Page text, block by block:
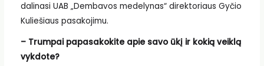
dalinasi UAB „Dembavos medelynas“ direktoriaus Gyčio
Kuliešiaus pasakojimu.
– Trumpai papasakokite apie savo ūkį ir kokią veiklą
vykdote?